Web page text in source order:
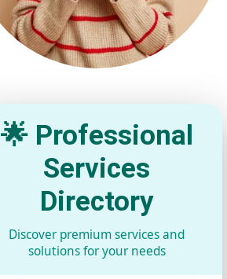
🌟 Professional
Services
Directory
Discover premium services and
solutions for your needs